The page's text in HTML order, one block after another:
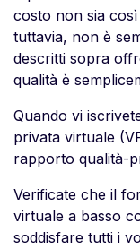
costo non sia
tuttavia, non è
descritti sopra
qualità è
Quando vi
privata virtuale
rapporto qualità-
Verificate che il
virtuale a basso
soddisfare tutti i